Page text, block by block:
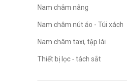
Nam châm nâng
Nam châm nút áo - Túi xách
Nam châm taxi, tập lái
Thiết bị lọc - tách sắt